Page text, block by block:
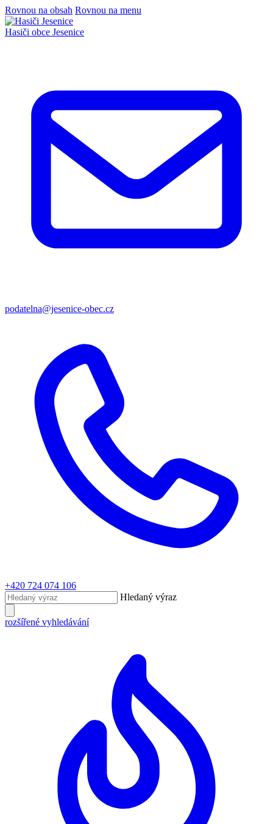
Rovnou na obsah Rovnou na menu
Hasiči obce Jesenice
podatelna@jesenice-obec.cz
+420 724 074 106
Hledaný výraz
rozšířené vyhledávání